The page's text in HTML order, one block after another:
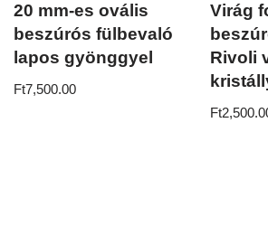
20 mm-es ovális
beszúrós fülbevaló
lapos gyönggyel
Ft7,500.00
Virág
Rivoli
Ft